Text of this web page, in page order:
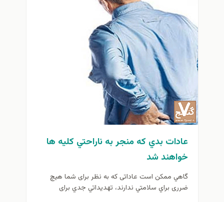
عادات بدي كه منجر به ناراحتي کلیه ها
خواهند شد
گاهي ممكن است عاداتی که به نظر برای شما هيچ
ضرری براي سلامتي ندارند، تهديداتي جدي برای